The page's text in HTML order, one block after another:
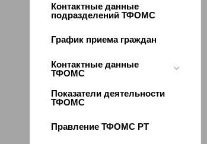
Контактные данные
подразделений ТФОМС
График приема граждан
Контактные данные
ТФОМС
Показатели деятельности
ТФОМС
Правление ТФОМС РТ